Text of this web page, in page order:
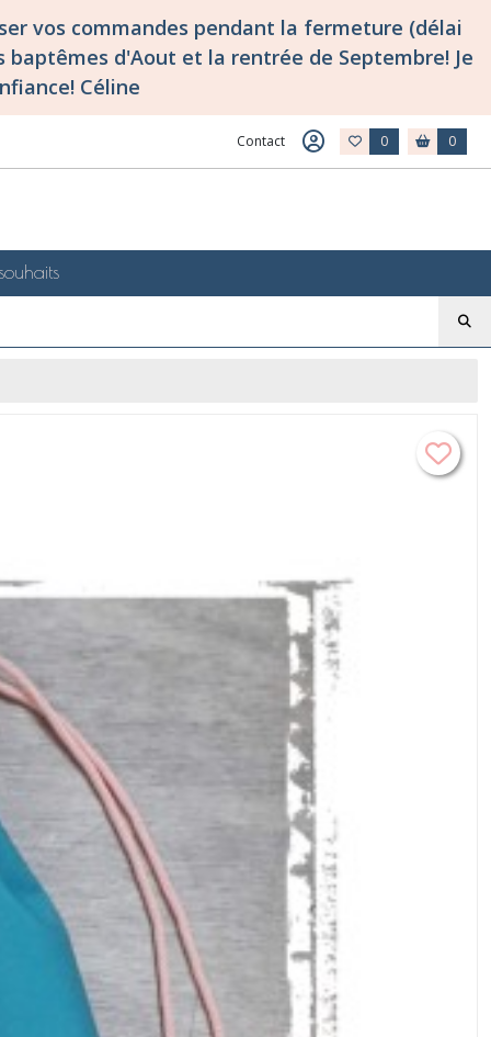
vos commandes pendant la fermeture (délai
d'Aout et la rentrée de Septembre! Je
Céline
Contact 0 0